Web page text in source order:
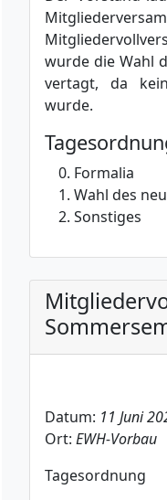
wurde die Wahl
vertagt, da
wurde.
Formalia
Wahl des
Sonstiges
Datum: 11 Juni
Ort: EWH-Vorbau
Tagesordnung